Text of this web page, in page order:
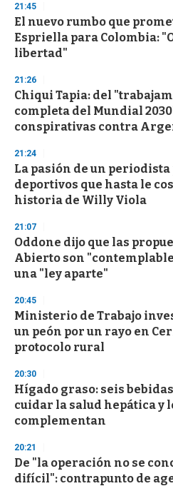
d
s
o
f
3
s
e
c
o
n
21:45
El nuevo rumbo que
Espriella para Colombia:
libertad"
21:26
Chiqui Tapia: del
completa del Mundial
conspirativas contra
21:24
La pasión de un periodista
deportivos que hasta le
historia de Willy Viola
21:07
Oddone dijo que las
Abierto son
una "ley aparte"
20:45
Ministerio de Trabajo
un peón por un rayo en
protocolo rural
20:30
Hígado graso: seis
cuidar la salud hepática y
complementan
20:21
De "la operación no se
difícil": contrapunto de